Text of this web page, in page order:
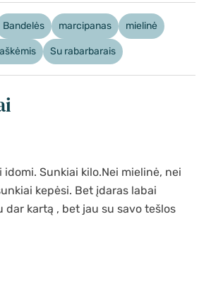
Bandelės marcipanas mielinė
Su rabarbarais
idomi. Sunkiai kilo.Nei mielinė, nei
kepėsi. Bet įdaras labai
dar kartą , bet jau su savo tešlos